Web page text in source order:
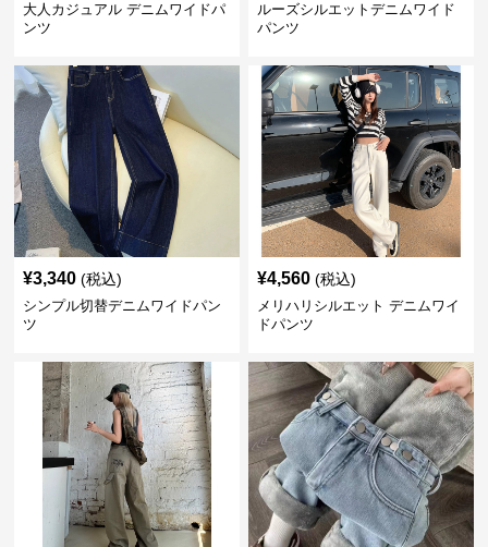
大人カジュアル デニムワイドパ
ンツ
ルーズシルエットデニムワイド
パンツ
¥3,340 (税込)
シンプル切替デニムワイドパン
ツ
¥4,560 (税込)
メリハリシルエット デニムワイ
ドパンツ